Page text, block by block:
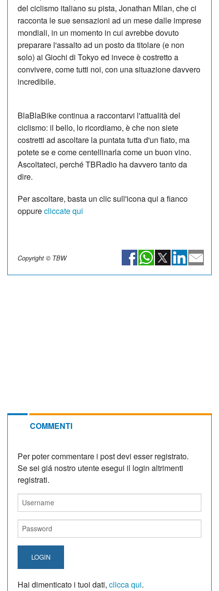
del ciclismo italiano su pista, Jonathan Milan, che ci
racconta le sue sensazioni ad un mese dalle imprese
mondiali, in un momento in cui avrebbe dovuto
preparare l'assalto ad un posto da titolare (e non
solo) ai Giochi di Tokyo ed invece è costretto a
convivere, come tutti noi, con una situazione davvero
incredibile.
BlaBlaBike continua a raccontarvi l'attualità del
ciclismo: il bello, lo ricordiamo, è che non siete
costretti ad ascoltare la puntata tutta d'un fiato, ma
potete se e come centellinarla come un buon vino.
Ascoltateci, perché TBRadio ha davvero tanto da
dire.
Per ascoltare, basta un clic sull'icona qui a fianco
oppurecliccate qui
Copyright © TBW
COMMENTI
Per poter commentare i post devi esser registrato.
Se sei giá nostro utente esegui il login altrimenti
registrati.
LOGIN
Hai dimenticato i tuoi dati, clicca qui.